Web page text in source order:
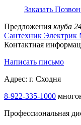
Заказать
Предложения клуба
Сантехник Электрик
Контактная
Написать письмо
Адрес: г. Сходня
8-922-335-1000
Профессиональная